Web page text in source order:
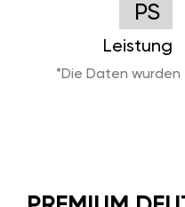
PS
Leistung
*Die Daten wurden